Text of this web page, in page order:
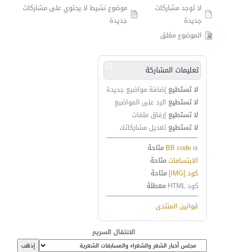
لا توجد مشاركات
جديدة
موضوع نشيط لا يحتوي على مشاركات
جديدة
الموضوع مغلق
تعليمات المشاركة
لا تستطيع إضافة مواضيع جديدة
لا تستطيع الرد على المواضيع
لا تستطيع إرفاق ملفات
لا تستطيع تعديل مشاركاتك
BB code is
متاحة
الابتساماتمتاحة
كود [IMG]
متاحة
كود HTML
معطلة
قوانين المنتدى
الانتقال السريع